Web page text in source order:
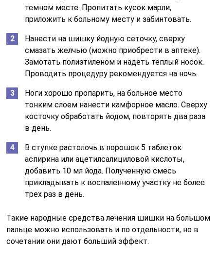
темном месте. Пропитать кусок марли,
приложить к больному месту и забинтовать.
Нанести на шишку йодную сеточку, сверху
смазать желчью (можно приобрести в аптеке).
Замотать полиэтиленом и надеть теплый носок.
Проводить процедуру рекомендуется на ночь.
Ноги хорошо пропарить, на больное место
тонким слоем нанести камфорное масло. Сверху
косточку обработать йодом, повторять два раза
в день.
В ступке растолочь в порошок 5 таблеток
аспирина или ацетилсалициловой кислоты,
добавить 10 мл йода. Полученную смесь
прикладывать к воспаленному участку не более
трех раз в день.
Такие народные средства лечения шишки на большом
пальце можно использовать и по отдельности, но в
сочетании они дают больший эффект.